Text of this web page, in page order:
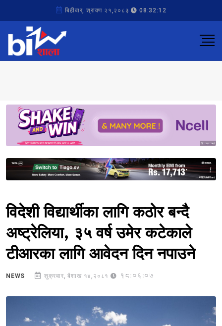
बिहीबार, श्रावण २१,२०८३ 08:32:12
Sponsored
Sponsored
विदेशी विद्यार्थीका लागि कठोर बन्दै
अष्ट्रेलिया, ३५ वर्ष उमेर कटेकाले
टीआरका लागि आवेदन दिन नपाउने
NEWS शुक्रबार, बैशाख १४,२०८१ 18:06:07